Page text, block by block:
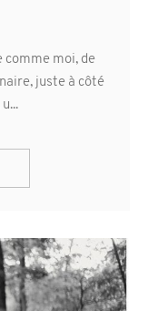
comme moi, de
juste à côté